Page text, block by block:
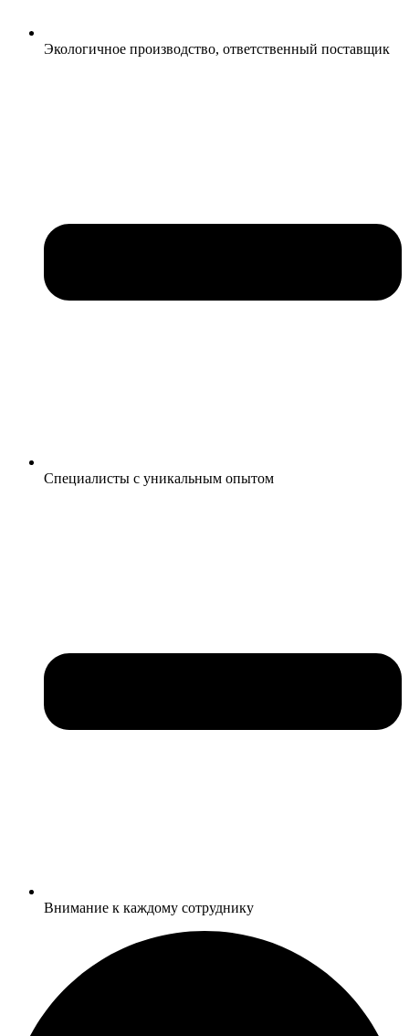
Экологичное производство, ответственный поставщик
Специалисты с уникальным опытом
Внимание к каждому сотруднику